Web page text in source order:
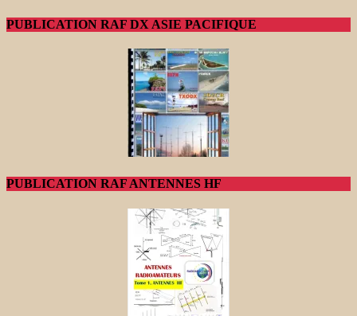
PUBLICATION RAF DX ASIE PACIFIQUE
PUBLICATION RAF ANTENNES HF